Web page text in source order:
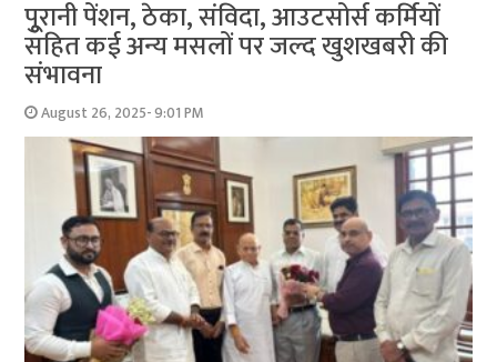
पुूरानी पेंशन, ठेका, संविदा, आउटसोर्स कर्मियों
सहित कई अन्य मसलों पर जल्द खुशखबरी की
संभावना
August 26, 2025- 9:01 PM